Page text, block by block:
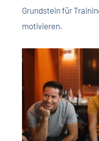
Grundstein für
motivieren.